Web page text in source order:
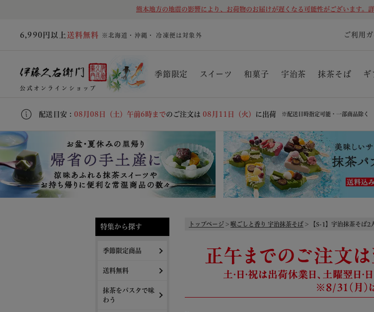
熊本地方の地震の影響により、お荷物のお届けが遅くなる可能性がございます。
6,990円以上 送料無料 ※北海道・沖縄・ 冷凍便は対象外 ご利用
公式オンラインショップ
季節限定 スイーツ 和菓子 宇治茶 抹茶そば ギ
配送目安 : 08月08日（土）午前6時までのご注文は 08月11日（火） に出荷 ※配送日時指定可能・一部商品除く
特集から探す
季節限定商品
送料無料
抹茶をパスタで味
わう
トップページ 喉ごしと香り 宇治抹茶そば 【S-1】宇治抹茶そば